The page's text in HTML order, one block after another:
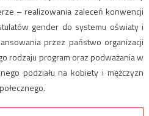
– realizowania zaleceń konwencji
gender do systemu oświaty i
przez państwo organizacji
rodzaju program oraz podważania w
podziału na kobiety i mężczyzn